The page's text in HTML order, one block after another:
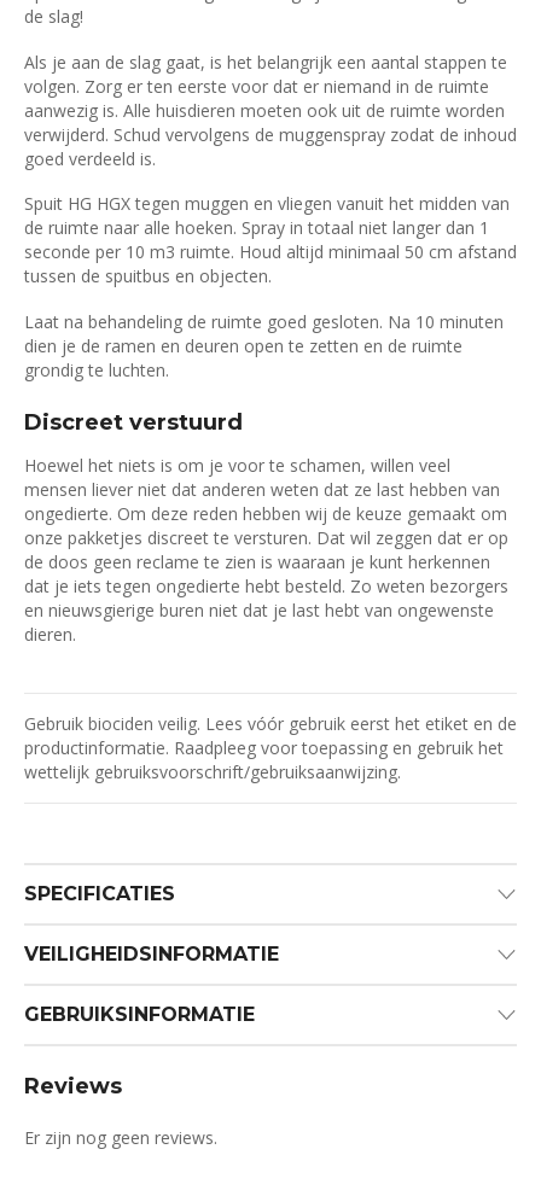
de slag!
Als je aan de slag gaat, is het belangrijk een aantal stappen te
volgen. Zorg er ten eerste voor dat er niemand in de ruimte
aanwezig is. Alle huisdieren moeten ook uit de ruimte worden
verwijderd. Schud vervolgens de muggenspray zodat de inhoud
goed verdeeld is.
Spuit HG HGX tegen muggen en vliegen vanuit het midden van
de ruimte naar alle hoeken. Spray in totaal niet langer dan 1
seconde per 10 m3 ruimte. Houd altijd minimaal 50 cm afstand
tussen de spuitbus en objecten.
Laat na behandeling de ruimte goed gesloten. Na 10 minuten
dien je de ramen en deuren open te zetten en de ruimte
grondig te luchten.
Discreet verstuurd
Hoewel het niets is om je voor te schamen, willen veel
mensen liever niet dat anderen weten dat ze last hebben van
ongedierte. Om deze reden hebben wij de keuze gemaakt om
onze pakketjes discreet te versturen. Dat wil zeggen dat er op
de doos geen reclame te zien is waaraan je kunt herkennen
dat je iets tegen ongedierte hebt besteld. Zo weten bezorgers
en nieuwsgierige buren niet dat je last hebt van ongewenste
dieren.
Gebruik biociden veilig. Lees vóór gebruik eerst het etiket en de
productinformatie. Raadpleeg voor toepassing en gebruik het
wettelijk gebruiksvoorschrift/gebruiksaanwijzing.
SPECIFICATIES
VEILIGHEIDSINFORMATIE
GEBRUIKSINFORMATIE
Reviews
Er zijn nog geen reviews.